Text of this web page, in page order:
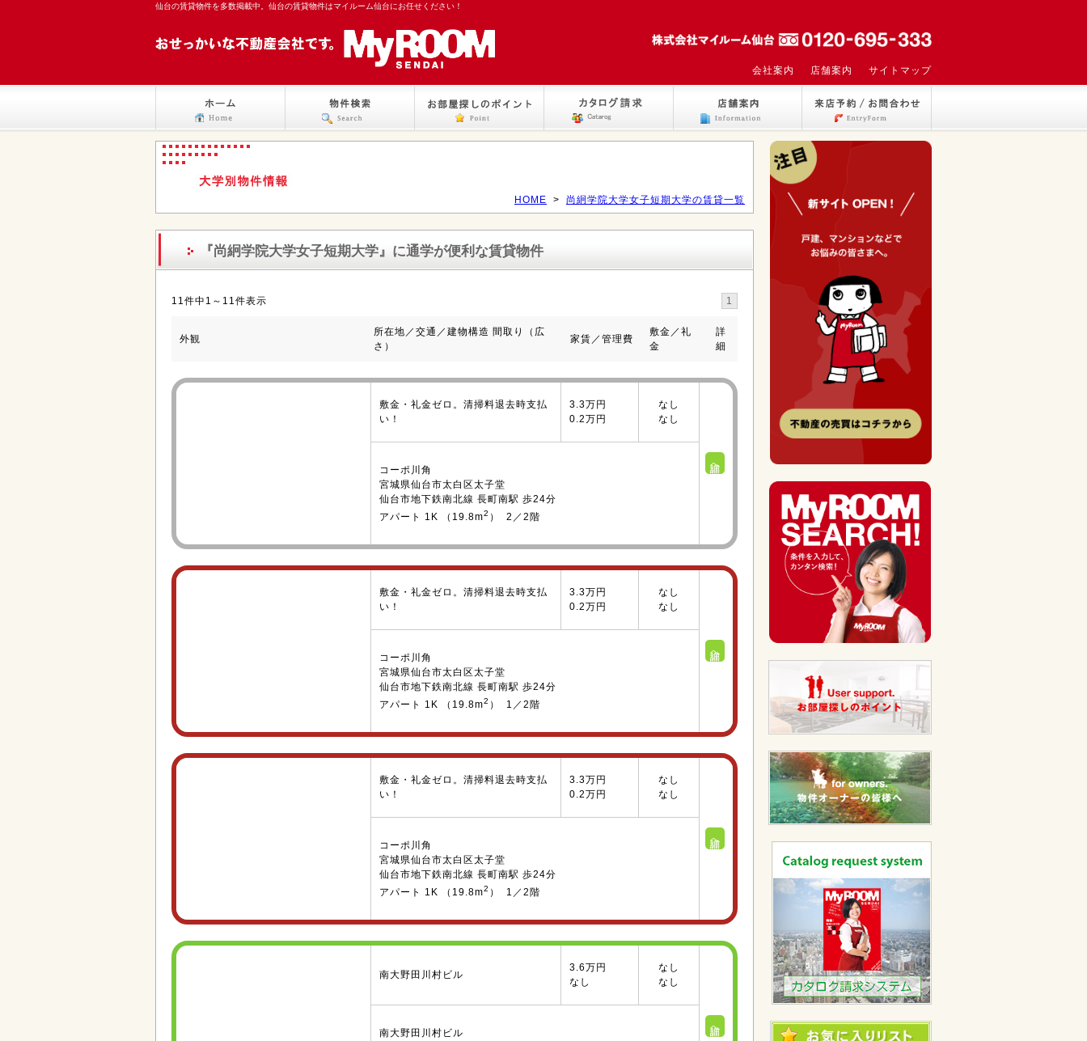
仙台の賃貸物件を多数掲載中。仙台の賃貸物件はマイルーム仙台にお任せください！
会社案内 店舗案内 サイトマップ
HOME > 尚絅学院大学女子短期大学の賃貸一覧
『尚絅学院大学女子短期大学』 に通学が便利な賃貸物件
11件中1～11件表示 1
外観
所在地／交通／建物構造 間取り（広
さ）
家賃／管理費
敷金／礼
金
詳
細
敷金・礼金ゼロ。清掃料退去時支払
い！
3.3万円
0.2万円
なし
なし
詳細へ
コーポ川角
宮城県仙台市太白区太子堂
仙台市地下鉄南北線 長町南駅 歩24分
アパート 1K （19.8m2 ） 2／2階
敷金・礼金ゼロ。清掃料退去時支払
い！
3.3万円
0.2万円
なし
なし
詳細へ
コーポ川角
宮城県仙台市太白区太子堂
仙台市地下鉄南北線 長町南駅 歩24分
アパート 1K （19.8m2 ） 1／2階
敷金・礼金ゼロ。清掃料退去時支払
い！
3.3万円
0.2万円
なし
なし
詳細へ
コーポ川角
宮城県仙台市太白区太子堂
仙台市地下鉄南北線 長町南駅 歩24分
アパート 1K （19.8m2 ） 1／2階
南大野田川村ビル
3.6万円
なし
なし
なし
詳細へ
南大野田川村ビル